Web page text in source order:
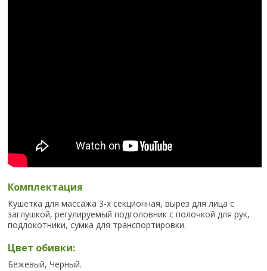
Комплектация
Кушетка для массажа 3-х секционная, вырез для лица с
заглушкой, регулируемый подголовник с полочкой для рук,
подлокотники, сумка для транспортировки.
Цвет обивки:
Бежевый, Черный.